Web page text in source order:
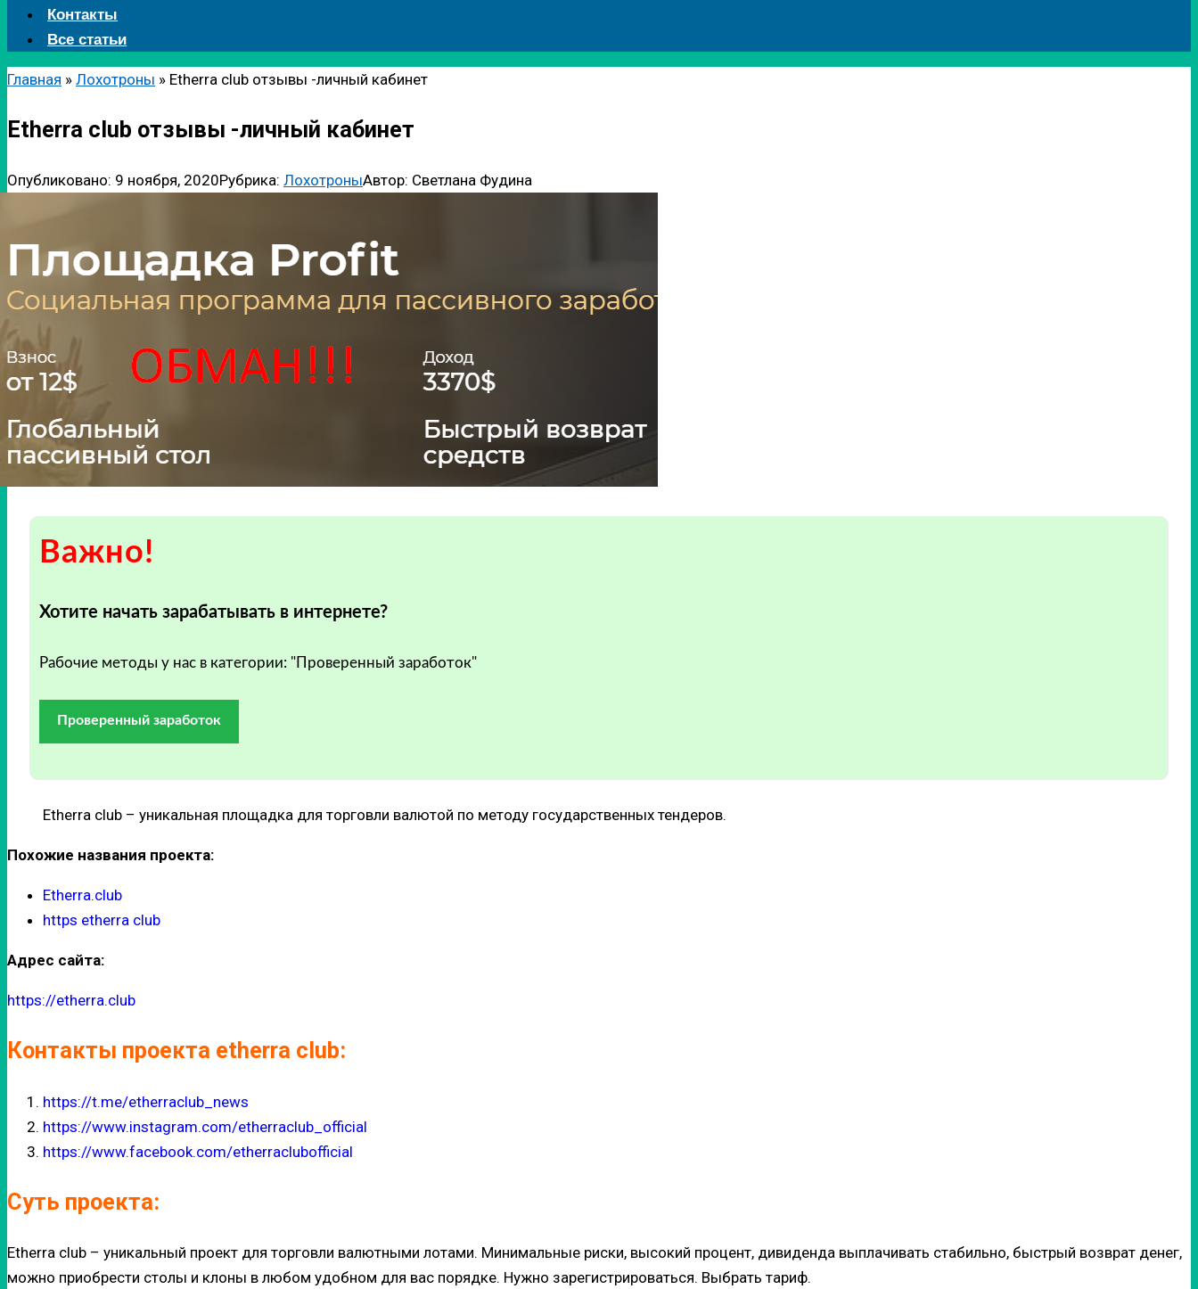
Контакты
Все статьи
Главная » Лохотроны » Etherra club отзывы -личный кабинет
Etherra club отзывы -личный кабинет
Опубликовано: 9 ноября, 2020Рубрика: ЛохотроныАвтор: Светлана Фудина
Важно!
Хотите начать зарабатывать в интернете?
Рабочие методы у нас в категории: "Проверенный заработок"
Проверенный заработок
Etherra club – уникальная площадка для торговли валютой по методу государственных тендеров.
Похожие названия проекта:
Etherra.club
https etherra club
Адрес сайта:
https://etherra.club
Контакты проекта etherra club:
https://t.me/etherraclub_news
https://www.instagram.com/etherraclub_official
https://www.facebook.com/etherraclubofficial
Суть проекта:
Etherra club – уникальный проект для торговли валютными лотами. Минимальные риски, высокий процент, дивиденда выплачивать стабильно, быстрый возврат денег,
можно приобрести столы и клоны в любом удобном для вас порядке. Нужно зарегистрироваться. Выбрать тариф.